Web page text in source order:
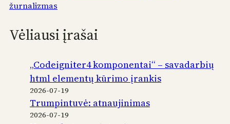
žurnalizmas
Vėliausi įrašai
„Codeigniter4 komponentai“ – savadarbių
html elementų kūrimo įrankis
2026-07-19
Trumpintuvė: atnaujinimas
2026-07-19